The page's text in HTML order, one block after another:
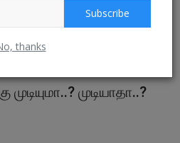
Subscribe
thanks
முடியாதா..?